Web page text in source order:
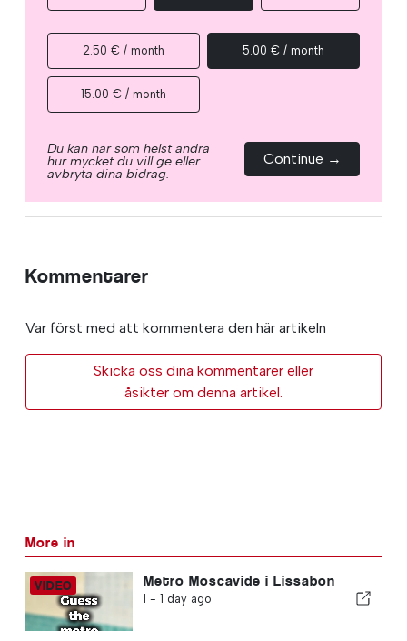
2.50 € / month 5.00 € / month
15.00 € / month
Du kan när som helst ändra
hur mycket du vill ge eller
avbryta dina bidrag.
Continue →
Kommentarer
Var först med att kommentera den här artikeln
Skicka oss dina kommentarer eller
åsikter om denna artikel.
More in
Metro Moscavide i Lissabon
I - 1 day ago